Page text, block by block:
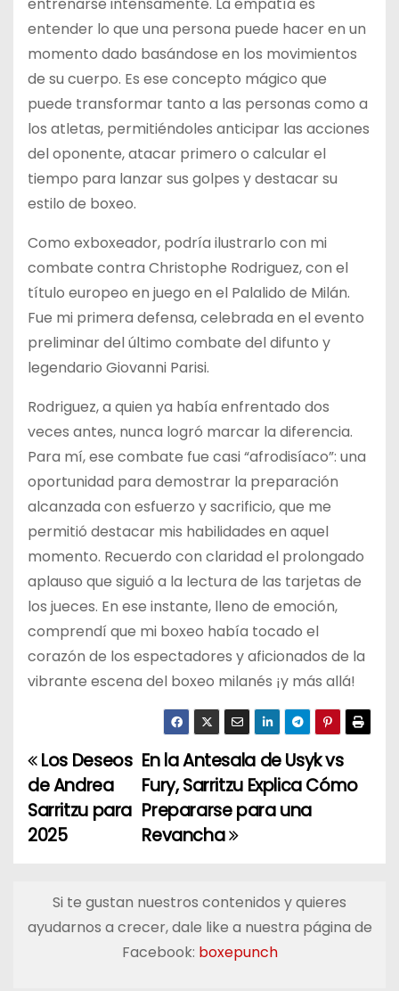
entender lo que una persona puede hacer en un
momento dado basándose en los movimientos
de su cuerpo. Es ese concepto mágico que
puede transformar tanto a las personas como a
los atletas, permitiéndoles anticipar las acciones
del oponente, atacar primero o calcular el
tiempo para lanzar sus golpes y destacar su
estilo de boxeo.
Como exboxeador, podría ilustrarlo con mi
combate contra Christophe Rodriguez, con el
título europeo en juego en el Palalido de Milán.
Fue mi primera defensa, celebrada en el evento
preliminar del último combate del difunto y
legendario Giovanni Parisi.
Rodriguez, a quien ya había enfrentado dos
veces antes, nunca logró marcar la diferencia.
Para mí, ese combate fue casi “afrodisíaco”: una
oportunidad para demostrar la preparación
alcanzada con esfuerzo y sacrificio, que me
permitió destacar mis habilidades en aquel
momento. Recuerdo con claridad el prolongado
aplauso que siguió a la lectura de las tarjetas de
los jueces. En ese instante, lleno de emoción,
comprendí que mi boxeo había tocado el
corazón de los espectadores y aficionados de la
vibrante escena del boxeo milanés ¡y más allá!
N
a
v
g
En la Antesala de Usyk vs
Fury, Sarritzu Explica Cómo
Prepararse para una
Revancha
Los Deseos
de Andrea
Sarritzu para
2025
Si te gustan nuestros contenidos y quieres
ayudarnos a crecer, dale like a nuestra página de
Facebook: boxepunch